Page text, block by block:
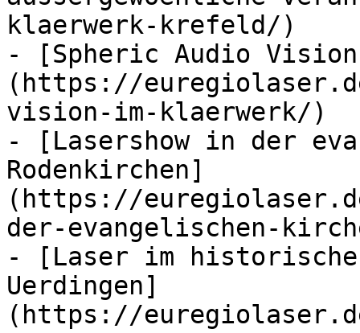
klaerwerk-krefeld/)
- [Spheric Audio
(https://
vision-im-klaerwerk/)
- [Lasershow in der
Rodenkirchen]
(https://
der-evangelischen-
- [Laser im
Uerdingen]
(https://